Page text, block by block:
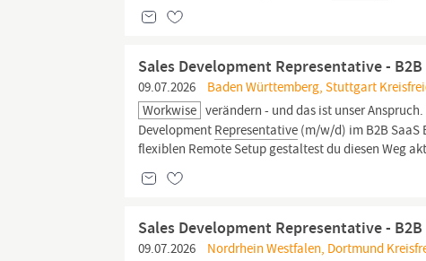
Sales Development Representative -
09.07.2026
Baden Württemberg, Stuttgart
Workwise verändern - und das ist unser
Development Representative (m/w/d) im B2B SaaS
flexiblen Remote Setup gestaltest du diesen Weg
Sales Development Representative -
09.07.2026
Nordrhein Westfalen, Dortmund